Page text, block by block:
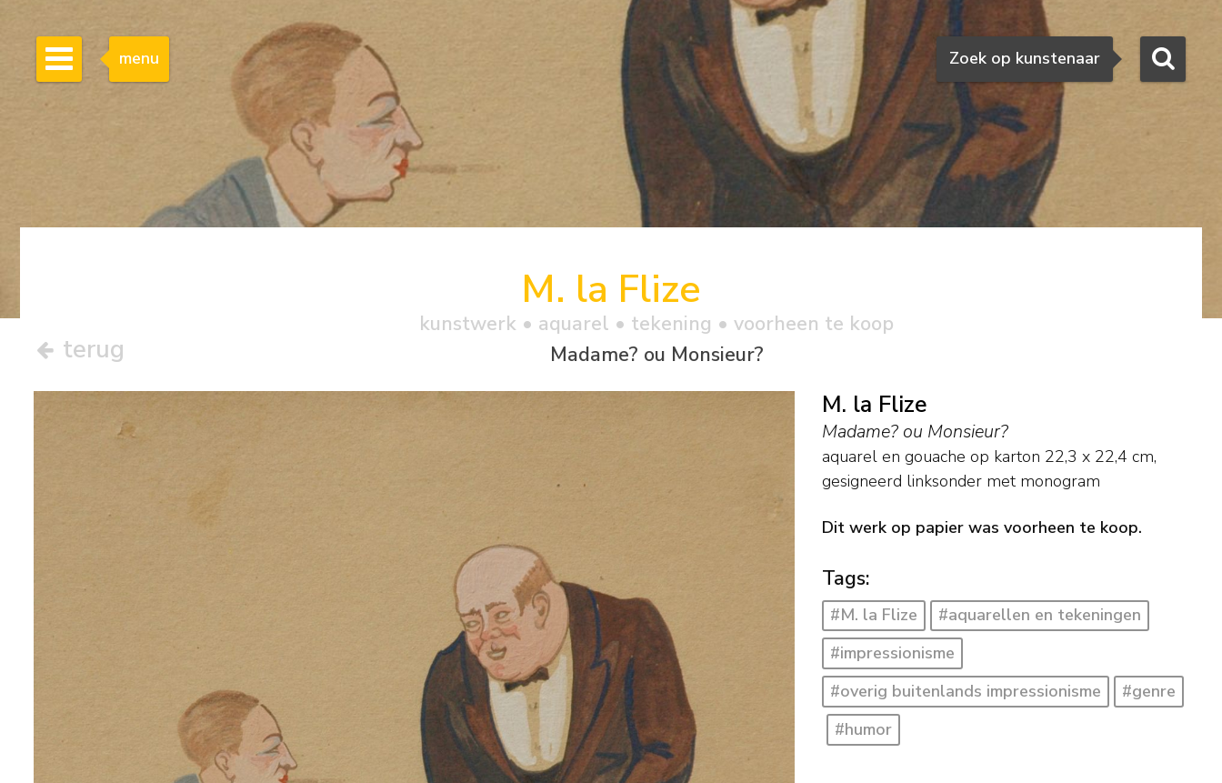
Zoeken
Zoek op kunstenaar
menu
terug
M. la Flize
kunstwerk • aquarel • tekening • voorheen te koop
Madame? ou Monsieur?
M. la Flize
Madame? ou Monsieur?
aquarel en gouache op karton 22,3 x 22,4 cm,
gesigneerd linksonder met monogram
Dit werk op papier was voorheen te koop.
Tags:
#M. la Flize
#aquarellen en tekeningen
#impressionisme
#overig buitenlands impressionisme
#genre
#humor